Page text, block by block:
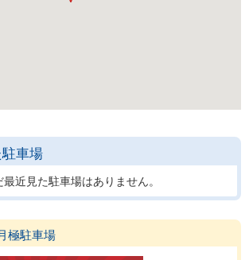
車場
最近見た駐車場はありません。
極駐車場